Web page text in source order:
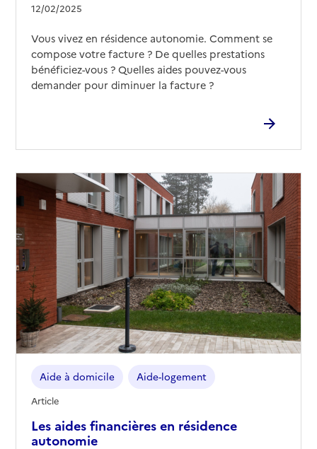
12/02/2025
Vous vivez en résidence autonomie. Comment se
compose votre facture ? De quelles prestations
bénéficiez-vous ? Quelles aides pouvez-vous
demander pour diminuer la facture ?
Les aides financières en résidence
autonomie
Aide à domicile Aide-logement
Article